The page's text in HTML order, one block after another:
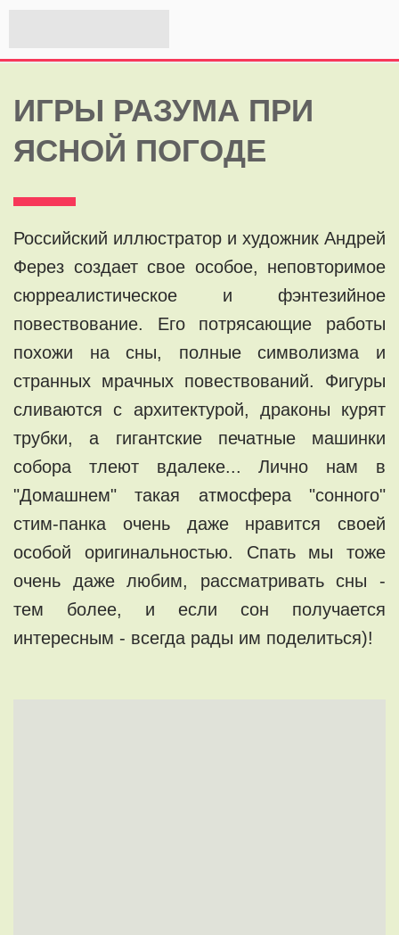
ИГРЫ РАЗУМА ПРИ
ЯСНОЙ ПОГОДЕ
Российский иллюстратор и художник Андрей
Ферез создает свое особое, неповторимое
сюрреалистическое и фэнтезийное
повествование. Его потрясающие работы
похожи на сны, полные символизма и
странных мрачных повествований. Фигуры
сливаются с архитектурой, драконы курят
трубки, а гигантские печатные машинки
собора тлеют вдалеке... Лично нам в
"Домашнем" такая атмосфера "сонного"
стим-панка очень даже нравится своей
особой оригинальностью. Спать мы тоже
очень даже любим, рассматривать сны -
тем более, и если сон получается
интересным - всегда рады им поделиться)!